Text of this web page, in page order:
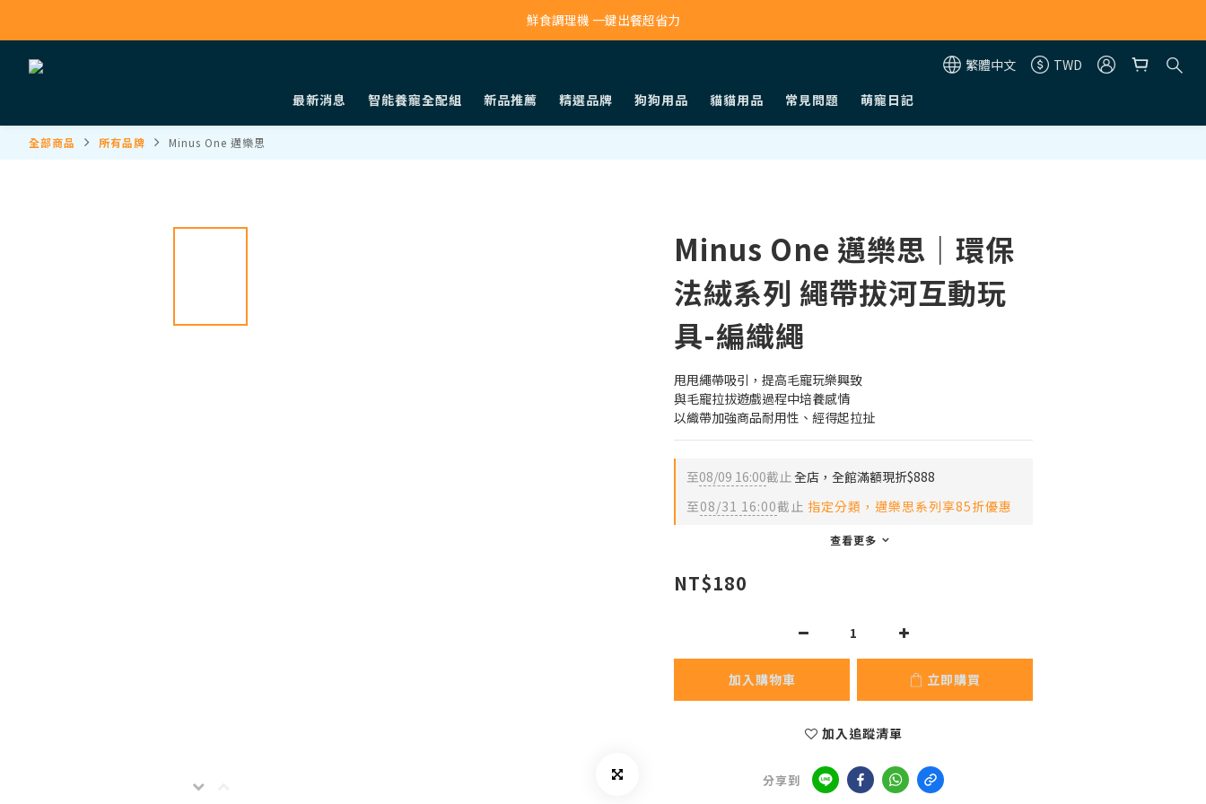
寵物吸毛機 吸毛清淨抗敏一次搞定
鮮食調理機 一鍵出餐超省力
繁體中文
TWD
最新消息
智能養寵全配組 新品推薦 精選品牌 狗狗用品 貓貓用品 常見問題 萌寵日記
全部商品 所有品牌 Minus One 邁樂思
Minus One 邁樂思｜環保
法絨系列 繩帶拔河互動玩
具-編織繩
甩甩繩帶吸引，提高毛寵玩樂興致
與毛寵拉拔遊戲過程中培養感情
以織帶加強商品耐用性、經得起拉扯
至08/09 16:00截止全店，全館滿額現折$888
至08/31 16:00截止 指定分類，邁樂思系列享85折優惠
查看更多
NT$180
加入購物車 立即購買
加入追蹤清單
分享到